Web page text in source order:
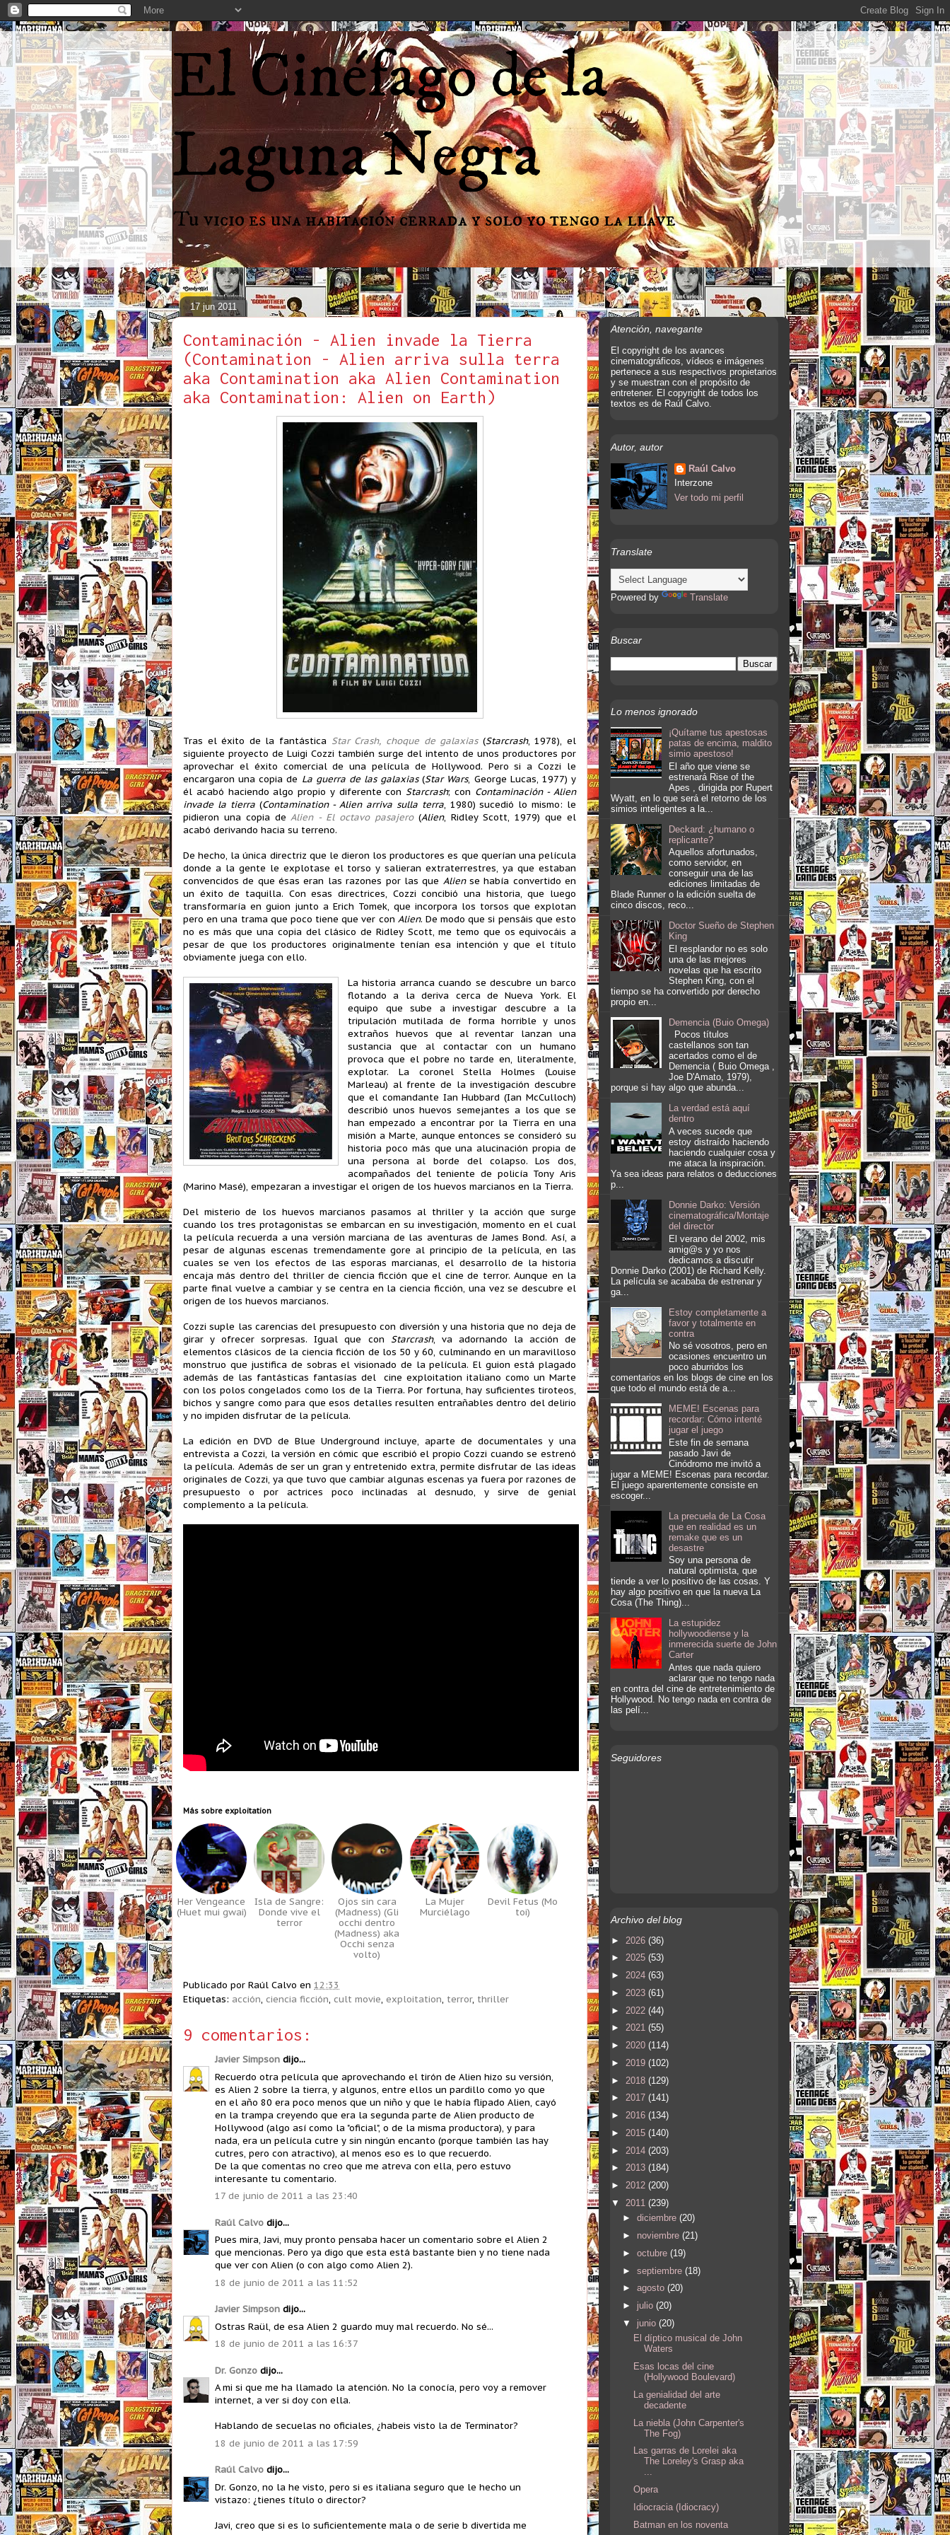
El Cinéfago de la
Laguna Negra
Tu vicio es una habitación cerrada y solo yo tengo la llave
17 jun 2011
Contaminación - Alien invade la Tierra
(Contamination - Alien arriva sulla terra
aka Contamination aka Alien Contamination
aka Contamination: Alien on Earth)
Tras el éxito de la fantástica Star Crash, choque de galaxias(Starcrash, 1978), el
siguiente proyecto de Luigi Cozzi también surge del intento de unos productores por
aprovechar el éxito comercial de una película de Hollywood. Pero si a Cozzi le
encargaron una copia de La guerra de las galaxias(Star Wars, George Lucas, 1977) y
él acabó haciendo algo propio y diferente con Starcrash; con Contaminación - Alien
invade la tierra(Contamination - Alien arriva sulla terra, 1980) sucedió lo mismo: le
pidieron una copia deAlien - El octavo pasajero(Alien, Ridley Scott, 1979) que el
acabó derivando hacia su terreno.
De hecho, la única directriz que le dieron los productores es que querían una película
donde a la gente le explotase el torso y salieran extraterrestres, ya que estaban
convencidos de que ésas eran las razones por las que Aliense había convertido en
un éxito de taquilla. Con esas directrices, Cozzi concibió una historia, que luego
transformaría en guion junto a Erich Tomek, que incorpora los torsos que explotan
pero en una trama que poco tiene que ver con Alien. De modo que si pensáis que esto
no es más que una copia del clásico de Ridley Scott, me temo que os equivocáis a
pesar de que los productores originalmente tenían esa intención y que el título
obviamente juega con ello.
La historia arranca cuando se descubre un barco
flotando a la deriva cerca de Nueva York. El
equipo que sube a investigar descubre a la
tripulación mutilada de forma horrible y unos
extraños huevos que al reventar lanzan una
sustancia que al contactar con un humano
provoca que el pobre no tarde en, literalmente,
explotar. La coronel Stella Holmes (Louise
Marleau) al frente de la investigación descubre
que el comandante Ian Hubbard (Ian McCulloch)
describió unos huevos semejantes a los que se
han empezado a encontrar por la Tierra en una
misión a Marte, aunque entonces se consideró su
historia poco más que una alucinación propia de
una persona al borde del colapso. Los dos,
acompañados del teniente de policía Tony Aris
(Marino Masé), empezaran a investigar el origen de los huevos marcianos en la Tierra.
Del misterio de los huevos marcianos pasamos al thriller y la acción que surge
cuando los tres protagonistas se embarcan en su investigación, momento en el cual
la película recuerda a una versión marciana de las aventuras de James Bond. Así, a
pesar de algunas escenas tremendamente gore al principio de la película, en las
cuales se ven los efectos de las esporas marcianas, el desarrollo de la historia
encaja más dentro del thriller de ciencia ficción que el cine de terror. Aunque en la
parte final vuelve a cambiar y se centra en la ciencia ficción, una vez se descubre el
origen de los huevos marcianos.
Cozzi suple las carencias del presupuesto con diversión y una historia que no deja de
girar y ofrecer sorpresas. Igual que con Starcrash, va adornando la acción de
elementos clásicos de la ciencia ficción de los 50 y 60, culminando en un maravilloso
monstruo que justifica de sobras el visionado de la película. El guion está plagado
además de las fantásticas fantasías del cine exploitation italiano como un Marte
con los polos congelados como los de la Tierra. Por fortuna, hay suficientes tiroteos,
bichos y sangre como para que esos detalles resulten entrañables dentro del delirio
y no impiden disfrutar de la película.
La edición en DVD de Blue Underground incluye, aparte de documentales y una
entrevista a Cozzi, la versión en cómic que escribió el propio Cozzi cuando se estrenó
la película. Además de ser un gran y entretenido extra, permite disfrutar de las ideas
originales de Cozzi, ya que tuvo que cambiar algunas escenas ya fuera por razones de
presupuesto o por actrices poco inclinadas al desnudo, y sirve de genial
complemento a la película.
Más sobre exploitation
Her Vengeance
(Huet mui gwai)
Isla de Sangre:
Donde vive el
terror
Ojos sin cara
(Madness) (Gli
occhi dentro
(Madness) aka
Occhi senza
volto)
La Mujer
Murciélago
Devil Fetus (Mo
toi)
Publicado por Raúl Calvo en 12:33
Etiquetas: acción, ciencia ficción, cult movie, exploitation, terror, thriller
9 comentarios:
Javier Simpson dijo...
Recuerdo otra película que aprovechando el tirón de Alien hizo su versión,
es Alien 2 sobre la tierra, y algunos, entre ellos un pardillo como yo que
en el año 80 era poco menos que un niño y que le había flipado Alien, cayó
en la trampa creyendo que era la segunda parte de Alien producto de
Hollywood (algo así como la "oficial", o de la misma productora), y para
nada, era un película cutre y sin ningún encanto (porque también las hay
cutres, pero con atractivo), al menos eso es lo que recuerdo.
De la que comentas no creo que me atreva con ella, pero estuvo
interesante tu comentario.
17 de junio de 2011 a las 23:40
Raúl Calvo dijo...
Pues mira, Javi, muy pronto pensaba hacer un comentario sobre el Alien 2
que mencionas. Pero ya digo que esta está bastante bien y no tiene nada
que ver con Alien (o con algo como Alien 2).
18 de junio de 2011 a las 11:52
Javier Simpson dijo...
Ostras Raül, de esa Alien 2 guardo muy mal recuerdo. No sé...
18 de junio de 2011 a las 16:37
Dr. Gonzo dijo...
A mi si que me ha llamado la atención. No la conocía, pero voy a remover
internet, a ver si doy con ella.
Hablando de secuelas no oficiales, ¿habeis visto la de Terminator?
18 de junio de 2011 a las 17:59
Raúl Calvo dijo...
Dr. Gonzo, no la he visto, pero si es italiana seguro que le hecho un
vistazo: ¿tienes título o director?
Javi, creo que si es lo suficientemente mala o de serie b divertida me
Atención, navegante
El copyright de los avances
cinematográficos, vídeos e imágenes
pertenece a sus respectivos propietarios
y se muestran con el propósito de
entretener. El copyright de todos los
textos es de Raúl Calvo.
Autor, autor
Raúl Calvo
Interzone
Ver todo mi perfil
Translate
Powered by Translate
Buscar
Lo menos ignorado
¡Quítame tus apestosas
patas de encima, maldito
simio apestoso!
El año que viene se
estrenará Rise of the
Apes , dirigida por Rupert
Wyatt, en lo que será el retorno de los
simios inteligentes a la...
Deckard: ¿humano o
replicante?
Aquellos afortunados,
como servidor, en
conseguir una de las
ediciones limitadas de
Blade Runner o la edición suelta de
cinco discos, reco...
Doctor Sueño de Stephen
King
El resplandor no es solo
una de las mejores
novelas que ha escrito
Stephen King, con el
tiempo se ha convertido por derecho
propio en...
Demencia (Buio Omega)
Pocos títulos
castellanos son tan
acertados como el de
Demencia ( Buio Omega ,
Joe D'Amato, 1979),
porque si hay algo que abunda...
La verdad está aquí
dentro
A veces sucede que
estoy distraído haciendo
haciendo cualquier cosa y
me ataca la inspiración.
Ya sea ideas para relatos o deducciones
p...
Donnie Darko: Versión
cinematográfica/Montaje
del director
El verano del 2002, mis
amig@s y yo nos
dedicamos a discutir
Donnie Darko (2001) de Richard Kelly.
La película se acababa de estrenar y
ga...
Estoy completamente a
favor y totalmente en
contra
No sé vosotros, pero en
ocasiones encuentro un
poco aburridos los
comentarios en los blogs de cine en los
que todo el mundo está de a...
MEME! Escenas para
recordar: Cómo intenté
jugar el juego
Este fin de semana
pasado Javi de
Cinódromo me invitó a
jugar a MEME! Escenas para recordar.
El juego aparentemente consiste en
escoger...
La precuela de La Cosa
que en realidad es un
remake que es un
desastre
Soy una persona de
natural optimista, que
tiende a ver lo positivo de las cosas. Y
hay algo positivo en que la nueva La
Cosa (The Thing)...
La estupidez
hollywoodiense y la
inmerecida suerte de John
Carter
Antes que nada quiero
aclarar que no tengo nada
en contra del cine de entretenimiento de
Hollywood. No tengo nada en contra de
las pelí...
Seguidores
Archivo del blog
► 2026 (36)
► 2025 (53)
► 2024 (63)
► 2023 (61)
► 2022 (44)
► 2021 (55)
► 2020 (114)
► 2019 (102)
► 2018 (129)
► 2017 (141)
► 2016 (134)
► 2015 (140)
► 2014 (203)
► 2013 (184)
► 2012 (200)
▼ 2011 (239)
► diciembre (20)
► noviembre (21)
► octubre (19)
► septiembre (18)
► agosto (20)
► julio (20)
▼ junio (20)
El díptico musical de John
Waters
Esas locas del cine
(Hollywood Boulevard)
La genialidad del arte
decadente
La niebla (John Carpenter's
The Fog)
Las garras de Lorelei aka
The Loreley's Grasp aka
...
Opera
Idiocracia (Idiocracy)
Batman en los noventa